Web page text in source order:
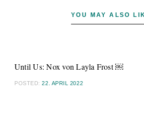
YOU MAY ALSO
Until Us: Nox von Layla Frost ￼
POSTED:22. APRIL 2022